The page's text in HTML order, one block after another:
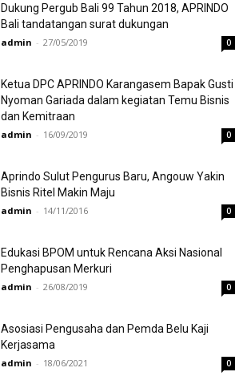
Dukung Pergub Bali 99 Tahun 2018, APRINDO
Bali tandatangan surat dukungan
admin - 27/05/2019 0
Ketua DPC APRINDO Karangasem Bapak Gusti
Nyoman Gariada dalam kegiatan Temu Bisnis
dan Kemitraan
admin - 16/09/2019 0
Aprindo Sulut Pengurus Baru, Angouw Yakin
Bisnis Ritel Makin Maju
admin - 14/11/2016 0
Edukasi BPOM untuk Rencana Aksi Nasional
Penghapusan Merkuri
admin - 26/08/2019 0
Asosiasi Pengusaha dan Pemda Belu Kaji
Kerjasama
admin - 18/06/2021 0